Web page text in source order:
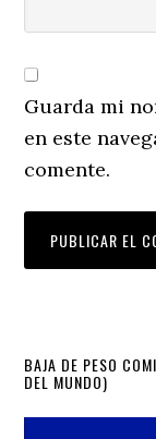
Guarda mi
en este
comente.
Primary
Sidebar
BAJA DE PESO
DEL MUNDO)